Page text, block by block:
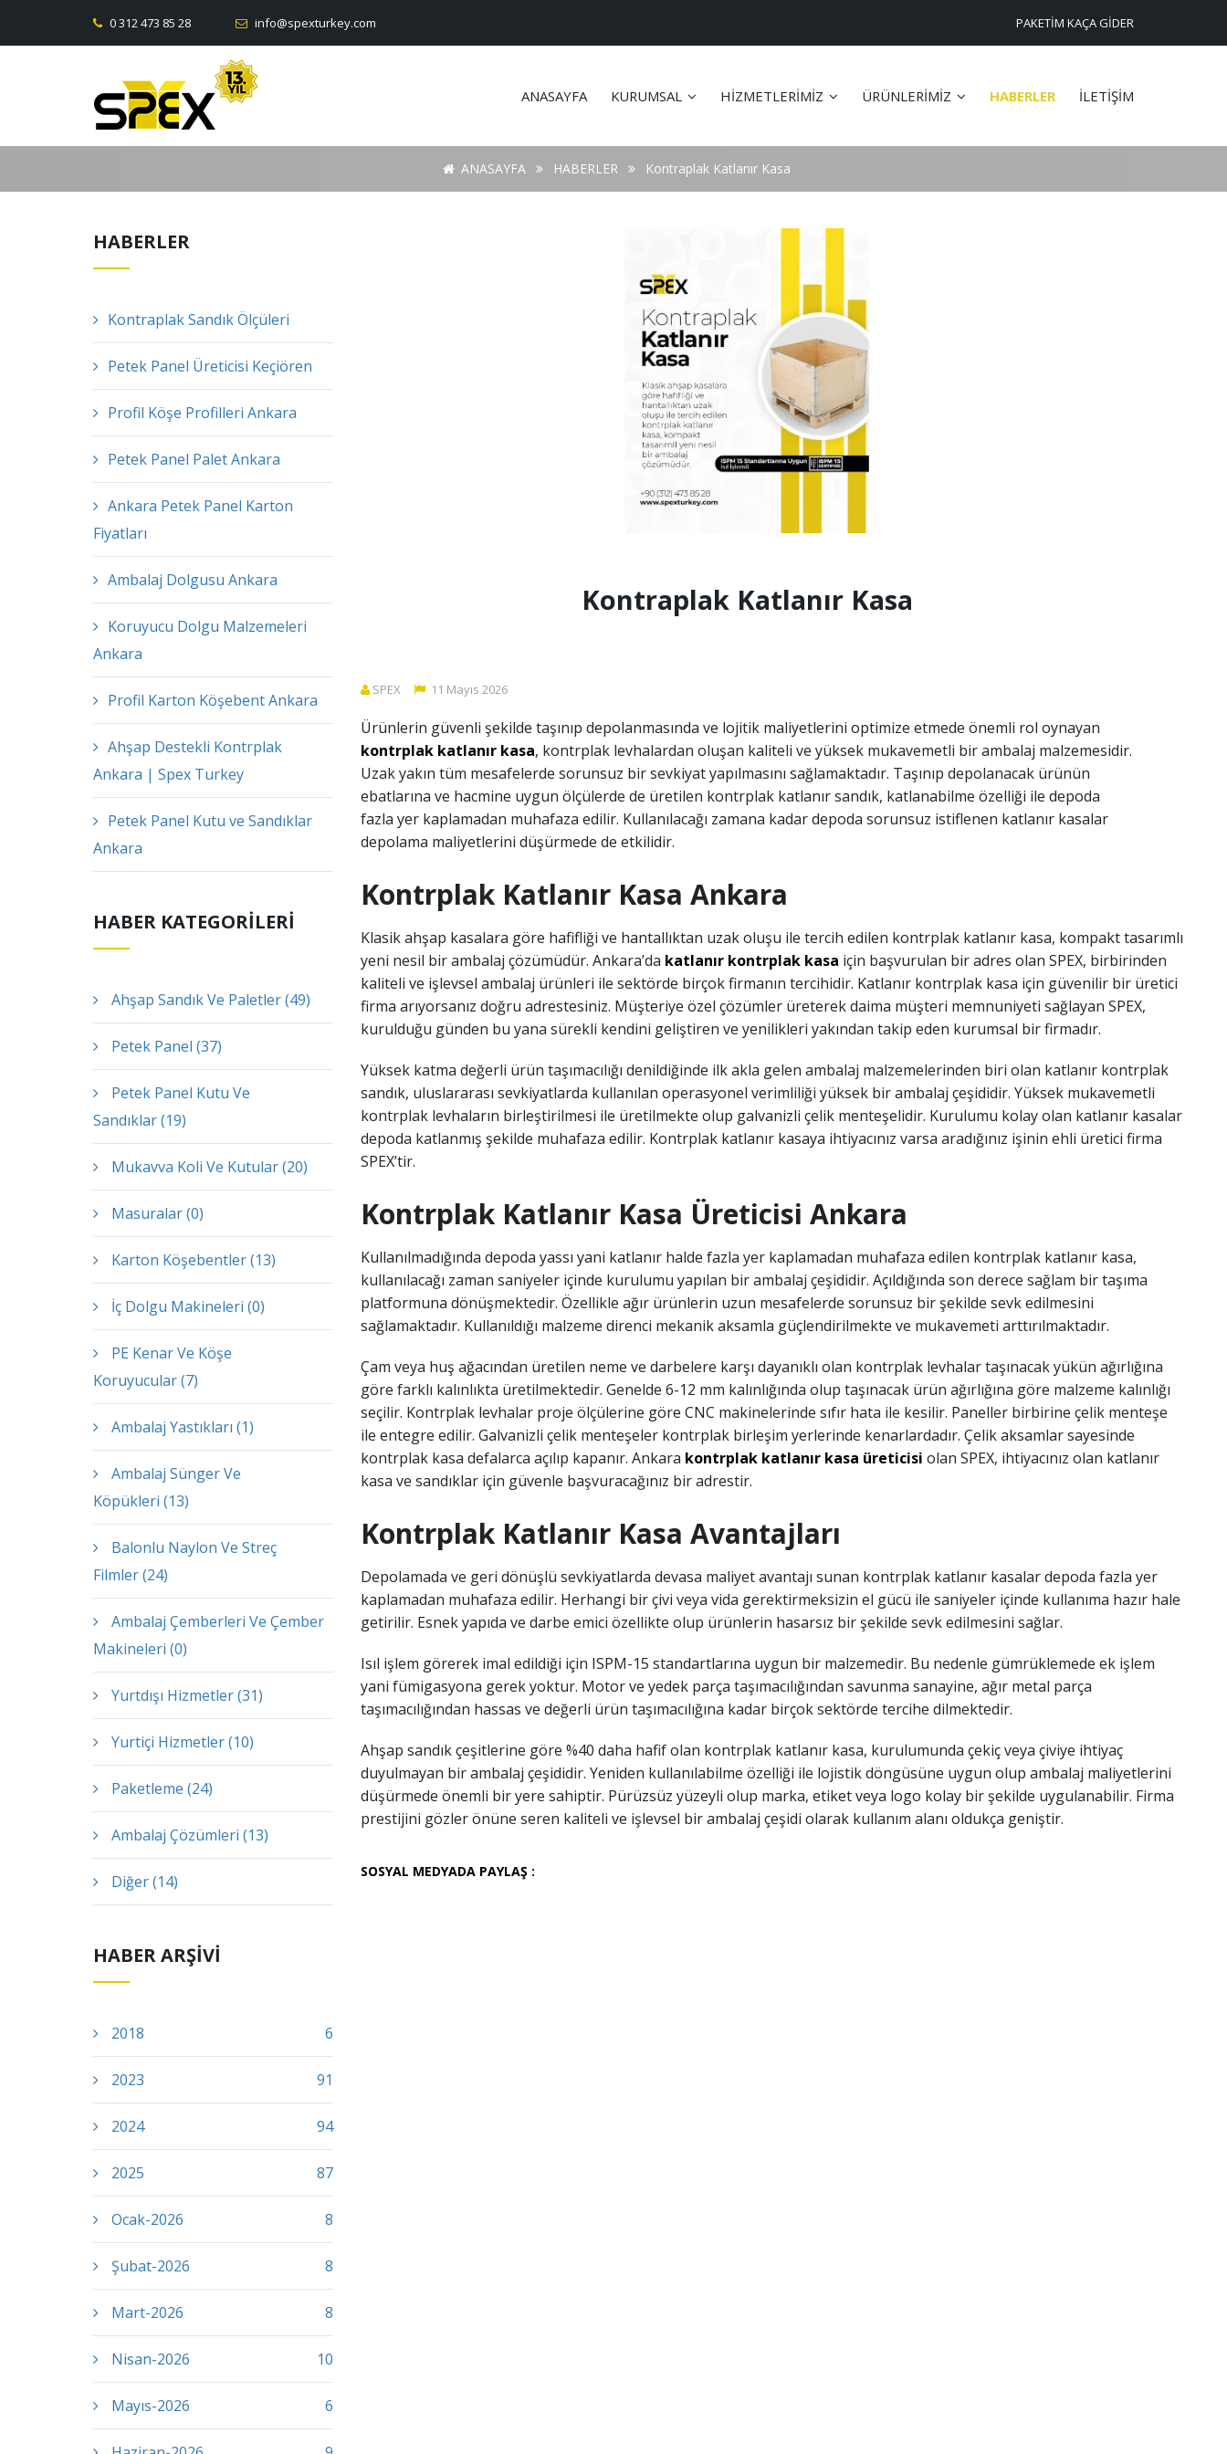
0 312 473 85 28 info@spexturkey.com PAKETİM KAÇA GİDER
ANASAYFA KURUMSAL HİZMETLERİMİZ ÜRÜNLERİMİZ HABERLER İLETİŞİM
ANASAYFA HABERLER Kontraplak Katlanır Kasa
HABERLER
Kontraplak Sandık Ölçüleri
Petek Panel Üreticisi Keçiören
Profil Köşe Profilleri Ankara
Petek Panel Palet Ankara
Ankara Petek Panel Karton
Fiyatları
Ambalaj Dolgusu Ankara
Koruyucu Dolgu Malzemeleri
Ankara
Profil Karton Köşebent Ankara
Ahşap Destekli Kontrplak
Ankara | Spex Turkey
Petek Panel Kutu ve Sandıklar
Ankara
HABER KATEGORİLERİ
Ahşap Sandık Ve Paletler (49)
Petek Panel (37)
Petek Panel Kutu Ve
Sandıklar (19)
Mukavva Koli Ve Kutular (20)
Masuralar (0)
Karton Köşebentler (13)
İç Dolgu Makineleri (0)
PE Kenar Ve Köşe
Koruyucular (7)
Ambalaj Yastıkları (1)
Ambalaj Sünger Ve
Köpükleri (13)
Balonlu Naylon Ve Streç
Filmler (24)
Ambalaj Çemberleri Ve Çember
Makineleri (0)
Yurtdışı Hizmetler (31)
Yurtiçi Hizmetler (10)
Paketleme (24)
Ambalaj Çözümleri (13)
Diğer (14)
HABER ARŞİVİ
2018 6
2023 91
2024 94
2025 87
Ocak-2026 8
Şubat-2026 8
Mart-2026 8
Nisan-2026 10
Mayıs-2026 6
Kontraplak Katlanır Kasa
SPEX 11 Mayıs 2026
Ürünlerin güvenli şekilde taşınıp depolanmasında ve lojitik maliyetlerini optimize etmede önemli rol oynayan
kontrplak katlanır kasa, kontrplak levhalardan oluşan kaliteli ve yüksek mukavemetli bir ambalaj malzemesidir.
Uzak yakın tüm mesafelerde sorunsuz bir sevkiyat yapılmasını sağlamaktadır. Taşınıp depolanacak ürünün
ebatlarına ve hacmine uygun ölçülerde de üretilen kontrplak katlanır sandık, katlanabilme özelliği ile depoda
fazla yer kaplamadan muhafaza edilir. Kullanılacağı zamana kadar depoda sorunsuz istiflenen katlanır kasalar
depolama maliyetlerini düşürmede de etkilidir.
Kontrplak Katlanır Kasa Ankara
Klasik ahşap kasalara göre hafifliği ve hantallıktan uzak oluşu ile tercih edilen kontrplak katlanır kasa, kompakt tasarımlı
yeni nesil bir ambalaj çözümüdür. Ankara’da katlanır kontrplak kasa için başvurulan bir adres olan SPEX, birbirinden
kaliteli ve işlevsel ambalaj ürünleri ile sektörde birçok firmanın tercihidir. Katlanır kontrplak kasa için güvenilir bir üretici
firma arıyorsanız doğru adrestesiniz. Müşteriye özel çözümler üreterek daima müşteri memnuniyeti sağlayan SPEX,
kurulduğu günden bu yana sürekli kendini geliştiren ve yenilikleri yakından takip eden kurumsal bir firmadır.
Yüksek katma değerli ürün taşımacılığı denildiğinde ilk akla gelen ambalaj malzemelerinden biri olan katlanır kontrplak
sandık, uluslararası sevkiyatlarda kullanılan operasyonel verimliliği yüksek bir ambalaj çeşididir. Yüksek mukavemetli
kontrplak levhaların birleştirilmesi ile üretilmekte olup galvanizli çelik menteşelidir. Kurulumu kolay olan katlanır kasalar
depoda katlanmış şekilde muhafaza edilir. Kontrplak katlanır kasaya ihtiyacınız varsa aradığınız işinin ehli üretici firma
SPEX’tir.
Kontrplak Katlanır Kasa Üreticisi Ankara
Kullanılmadığında depoda yassı yani katlanır halde fazla yer kaplamadan muhafaza edilen kontrplak katlanır kasa,
kullanılacağı zaman saniyeler içinde kurulumu yapılan bir ambalaj çeşididir. Açıldığında son derece sağlam bir taşıma
platformuna dönüşmektedir. Özellikle ağır ürünlerin uzun mesafelerde sorunsuz bir şekilde sevk edilmesini
sağlamaktadır. Kullanıldığı malzeme direnci mekanik aksamla güçlendirilmekte ve mukavemeti arttırılmaktadır.
Çam veya huş ağacından üretilen neme ve darbelere karşı dayanıklı olan kontrplak levhalar taşınacak yükün ağırlığına
göre farklı kalınlıkta üretilmektedir. Genelde 6-12 mm kalınlığında olup taşınacak ürün ağırlığına göre malzeme kalınlığı
seçilir. Kontrplak levhalar proje ölçülerine göre CNC makinelerinde sıfır hata ile kesilir. Paneller birbirine çelik menteşe
ile entegre edilir. Galvanizli çelik menteşeler kontrplak birleşim yerlerinde kenarlardadır. Çelik aksamlar sayesinde
kontrplak kasa defalarca açılıp kapanır. Ankara kontrplak katlanır kasa üreticisi olan SPEX, ihtiyacınız olan katlanır
kasa ve sandıklar için güvenle başvuracağınız bir adrestir.
Kontrplak Katlanır Kasa Avantajları
Depolamada ve geri dönüşlü sevkiyatlarda devasa maliyet avantajı sunan kontrplak katlanır kasalar depoda fazla yer
kaplamadan muhafaza edilir. Herhangi bir çivi veya vida gerektirmeksizin el gücü ile saniyeler içinde kullanıma hazır hale
getirilir. Esnek yapıda ve darbe emici özellikte olup ürünlerin hasarsız bir şekilde sevk edilmesini sağlar.
Isıl işlem görerek imal edildiği için ISPM-15 standartlarına uygun bir malzemedir. Bu nedenle gümrüklemede ek işlem
yani fümigasyona gerek yoktur. Motor ve yedek parça taşımacılığından savunma sanayine, ağır metal parça
taşımacılığından hassas ve değerli ürün taşımacılığına kadar birçok sektörde tercihe dilmektedir.
Ahşap sandık çeşitlerine göre %40 daha hafif olan kontrplak katlanır kasa, kurulumunda çekiç veya çiviye ihtiyaç
duyulmayan bir ambalaj çeşididir. Yeniden kullanılabilme özelliği ile lojistik döngüsüne uygun olup ambalaj maliyetlerini
düşürmede önemli bir yere sahiptir. Pürüzsüz yüzeyli olup marka, etiket veya logo kolay bir şekilde uygulanabilir. Firma
prestijini gözler önüne seren kaliteli ve işlevsel bir ambalaj çeşidi olarak kullanım alanı oldukça geniştir.
SOSYAL MEDYADA PAYLAŞ :